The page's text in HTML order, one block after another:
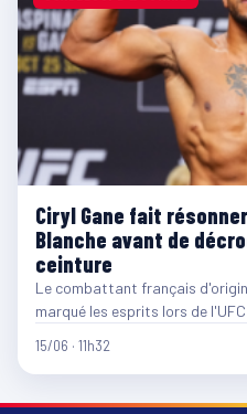
Ciryl Gane fait
Blanche avant de
ceinture
Le combattant français
marqué les esprits lors de
15/06 · 11h32